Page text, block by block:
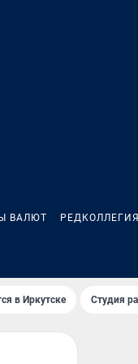
ВАЛЮТ РЕДКОЛЛЕГИЯ
в Иркутске Студия